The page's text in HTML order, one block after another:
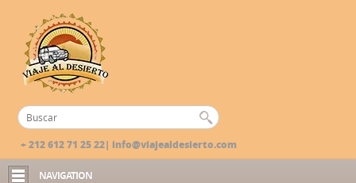
+ 212 612 71 25 22| info@viajealdesierto.com
NAVIGATION